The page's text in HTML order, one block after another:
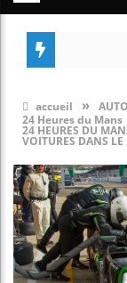
accueil »
24 Heures du Mans
24 HEURES DU
VOITURES DANS